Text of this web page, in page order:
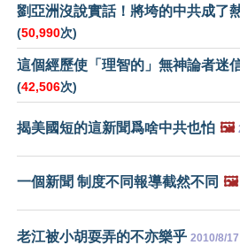
劉亞洲沒說實話！將垮的中共成了
(50,990次)
這個經歷使「理智的」無神論者迷
(42,506次)
揭美國短的這新聞爲啥中共也怕 🖼️
一個新聞 制度不同報導截然不同 🖼️
老江被小胡耍弄的不亦樂乎 2010/8/17